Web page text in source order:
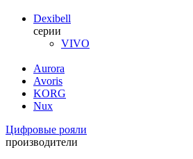
Dexibell
серии
VIVO
Aurora
Avoris
KORG
Nux
Цифровые рояли
производители